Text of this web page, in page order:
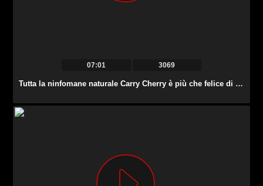
07:01 3069
Tutta la ninfomane naturale Carry Cherry è più che felice di cavalcare un cazzo forte.